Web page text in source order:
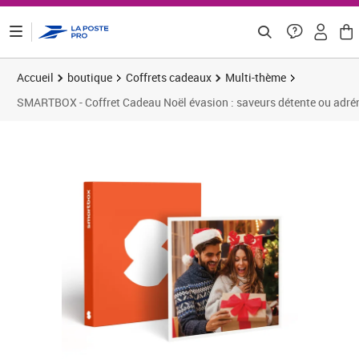
Accueil boutique Coffrets cadeaux
Multi-thème
SMARTBOX - Coffret Cadeau Noël évasion : saveurs détente ou